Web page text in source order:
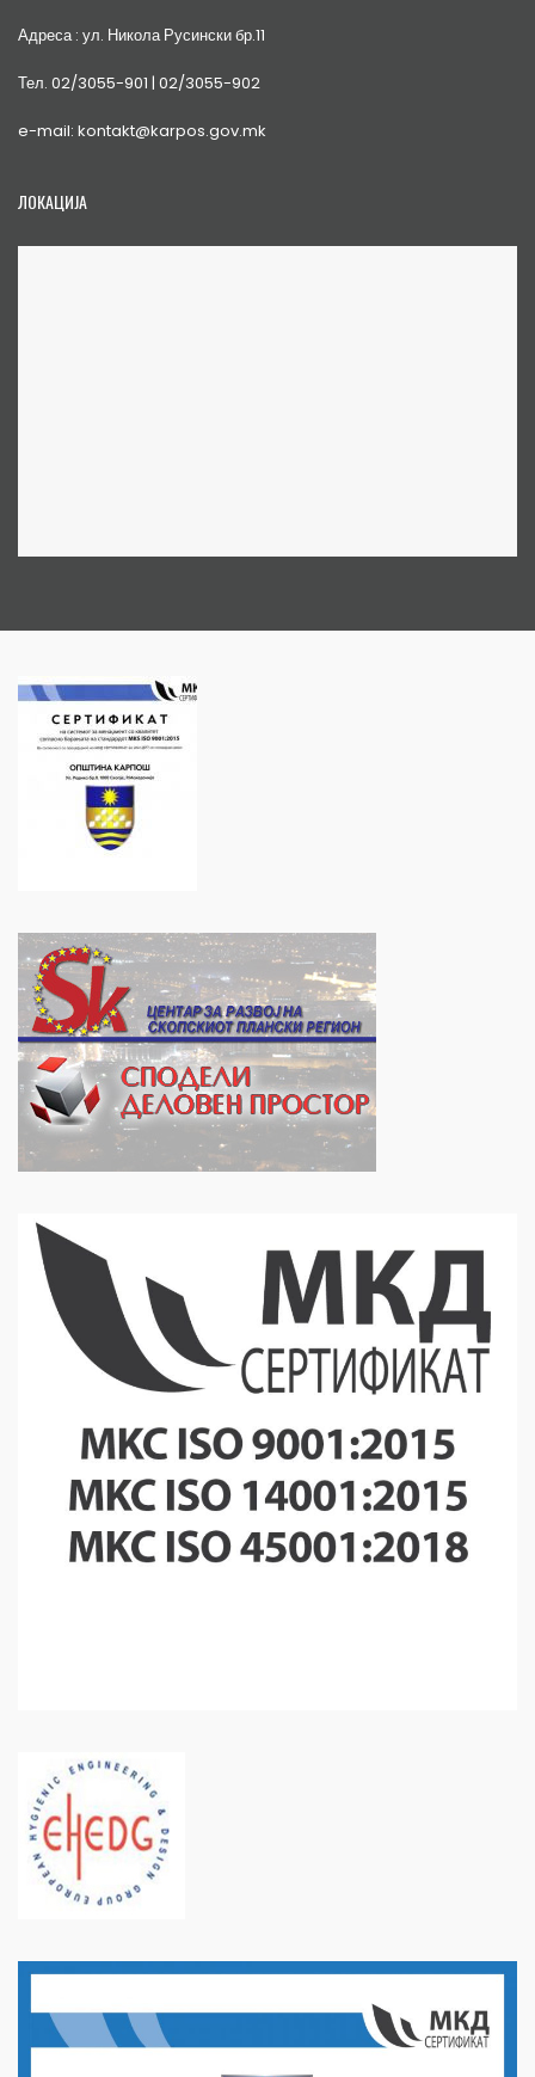
Адреса : ул. Никола Русински бр.11
Тел. 02/3055-901 | 02/3055-902
e-mail: kontakt@karpos.gov.mk
ЛОКАЦИЈА